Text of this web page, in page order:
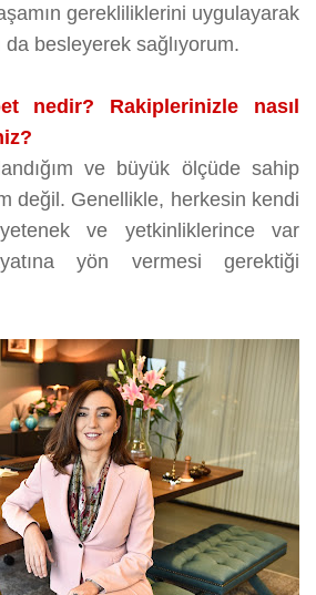
gerekliliklerini uygulayarak
da besleyerek sağlıyorum.
nedir? Rakiplerinizle nasıl
ve büyük ölçüde sahip
değil. Genellikle, herkesin kendi
ve yetkinliklerince var
yön vermesi gerektiği